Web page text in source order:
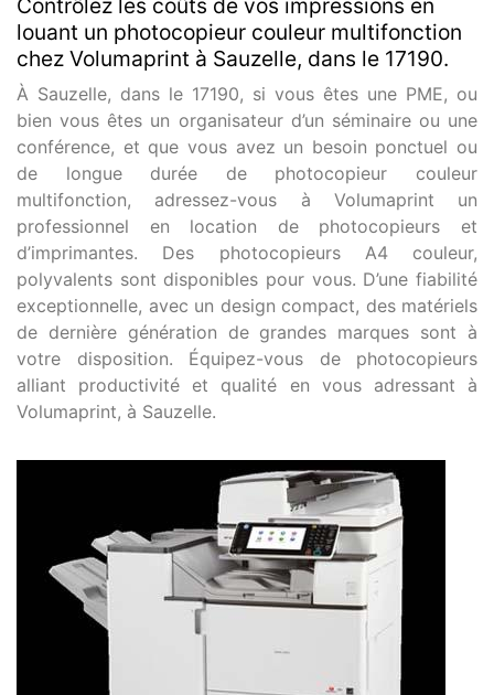
Contrôlez les coûts de vos impressions en
louant un photocopieur couleur multifonction
chez Volumaprint à Sauzelle, dans le 17190.
À Sauzelle, dans le 17190, si vous êtes une PME, ou
bien vous êtes un organisateur d’un séminaire ou une
conférence, et que vous avez un besoin ponctuel ou
de longue durée de photocopieur couleur
multifonction, adressez-vous à Volumaprint un
professionnel en location de photocopieurs et
d’imprimantes. Des photocopieurs A4 couleur,
polyvalents sont disponibles pour vous. D’une fiabilité
exceptionnelle, avec un design compact, des matériels
de dernière génération de grandes marques sont à
votre disposition. Équipez-vous de photocopieurs
alliant productivité et qualité en vous adressant à
Volumaprint, à Sauzelle.